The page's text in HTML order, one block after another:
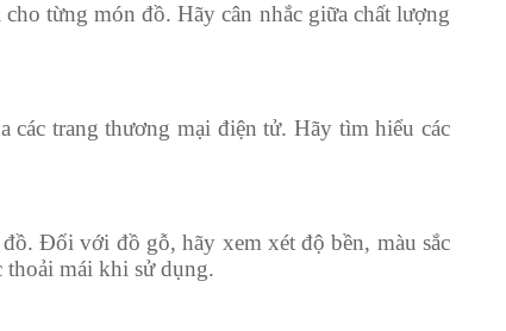
từng món đồ. Hãy cân nhắc giữa chất lượng
các trang thương mại điện tử. Hãy tìm hiểu các
Đối với đồ gỗ, hãy xem xét độ bền, màu sắc
mái khi sử dụng.